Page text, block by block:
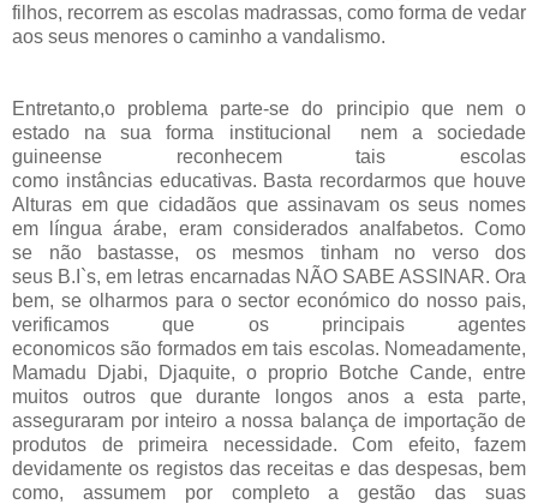
filhos, recorrem as escolas madrassas, como forma de vedar
aos seus menores o caminho a vandalismo.
Entretanto,o problema parte-se do principio que nem o
estado na sua forma institucional nem a sociedade
guineense reconhecem tais escolas
como instâncias educativas. Basta recordarmos que houve
Alturas em que cidadãos que assinavam os seus nomes
em língua árabe, eram considerados analfabetos. Como
se não bastasse, os mesmos tinham no verso dos
seus B.I`s, em letras encarnadas NÃO SABE ASSINAR. Ora
bem, se olharmos para o sector económico do nosso pais,
verificamos que os principais agentes
economicos são formados em tais escolas. Nomeadamente,
Mamadu Djabi, Djaquite, o proprio Botche Cande, entre
muitos outros que durante longos anos a esta parte,
asseguraram por inteiro a nossa balança de importação de
produtos de primeira necessidade. Com efeito, fazem
devidamente os registos das receitas e das despesas, bem
como, assumem por completo a gestão das suas